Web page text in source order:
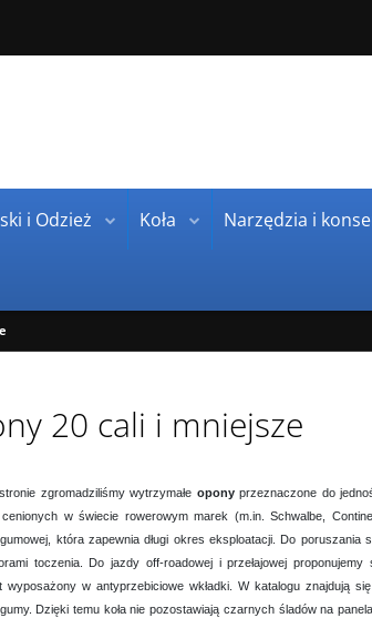
i Odzież Koła Narzędzia i
20 cali i mniejsze
zgromadziliśmy wytrzymałe opony przeznaczone do
w świecie rowerowym marek (m.in. Schwalbe,
która zapewnia długi okres eksploatacji. Do poruszania
toczenia. Do jazdy off-roadowej i przełajowej
wyposażony w antyprzebiciowe wkładki. W katalogu znajdują
Dzięki temu koła nie pozostawiają czarnych śladów na